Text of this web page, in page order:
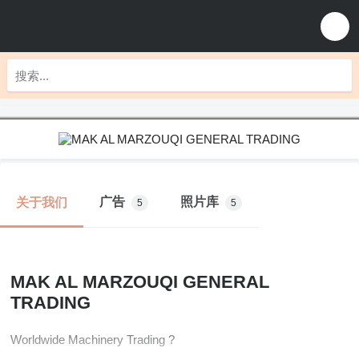
关于我们 广告 5 照片库 5
MAK AL MARZOUQI GENERAL
TRADING
Worldwide Machinery Trading ?